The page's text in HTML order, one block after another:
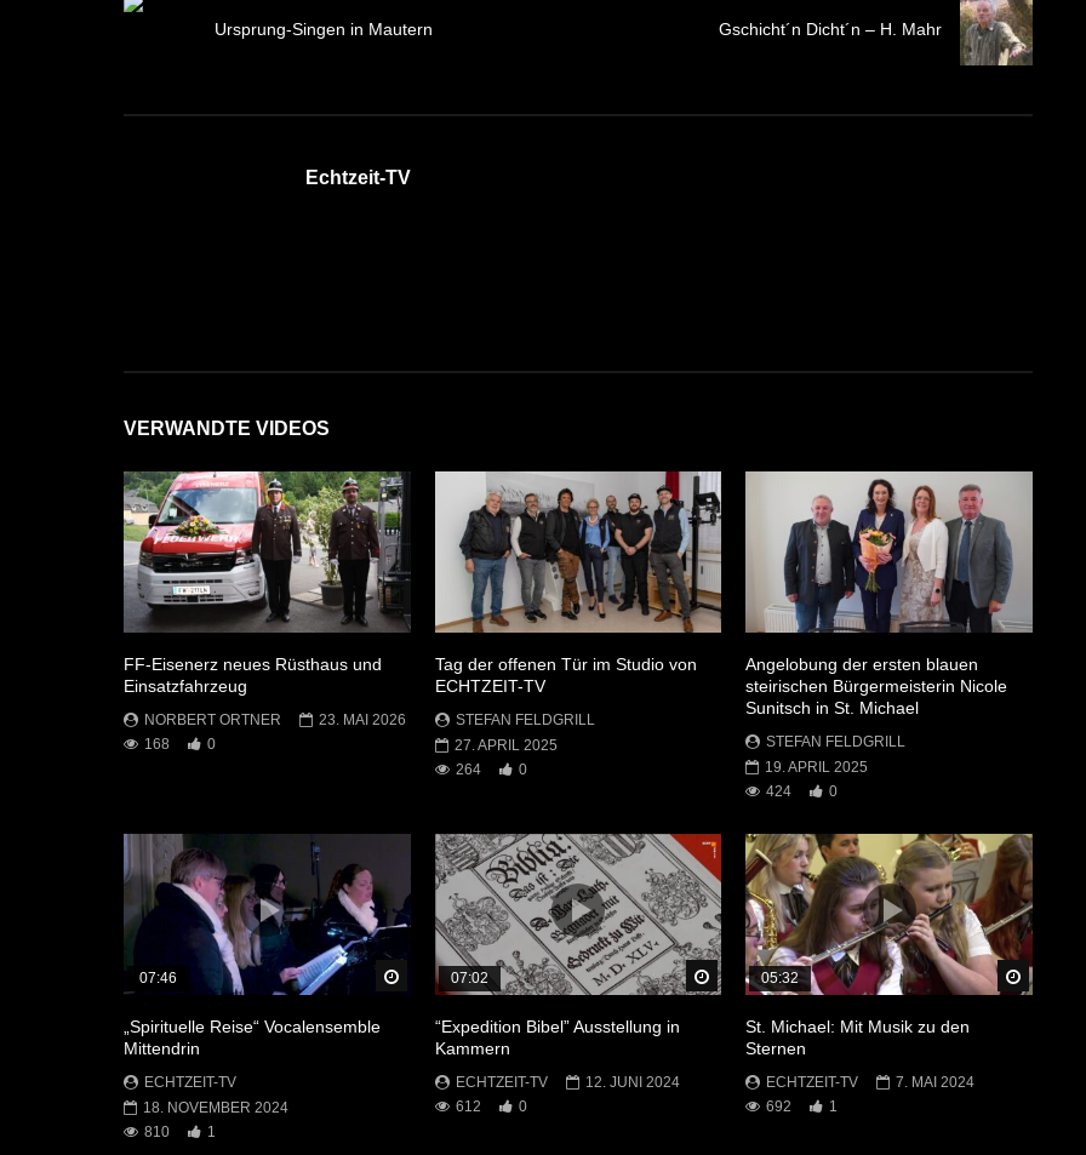
Ursprung-Singen in Mautern Gschicht´n Dicht´n – H. Mahr
Echtzeit-TV
VERWANDTE VIDEOS
FF-Eisenerz neues Rüsthaus und
Einsatzfahrzeug
NORBERT ORTNER
23. MAI 2026
168
0
Tag der offenen Tür im Studio von
ECHTZEIT-TV
STEFAN FELDGRILL
27. APRIL 2025
264
0
Angelobung der ersten blauen
steirischen Bürgermeisterin Nicole
Sunitsch in St. Michael
STEFAN FELDGRILL
19. APRIL 2025
424
0
Später Ansehen
07:46
„Spirituelle Reise“ Vocalensemble
Mittendrin
ECHTZEIT-TV
18. NOVEMBER 2024
810
1
Später Ansehen
07:02
“Expedition Bibel” Ausstellung in
Kammern
ECHTZEIT-TV
12. JUNI 2024
612
0
Später
05:32
St. Michael: Mit Musik zu den
Sternen
ECHTZEIT-TV
7. MAI 2024
692
1